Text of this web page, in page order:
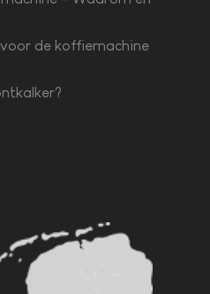
de koffiemachine